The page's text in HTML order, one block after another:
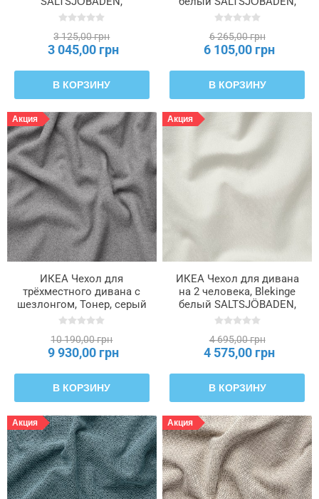
406.075.63
3 125,00 грн
3 045,00 грн
В КОРЗИНУ
606.076.37
6 265,00 грн
6 105,00 грн
В КОРЗИНУ
Акция
ИКЕА Чехол для
трёхместного дивана с
шезлонгом, Тонер, серый
SALTSJÖBADEN,
10 190,00 грн
9 930,00 грн
В КОРЗИНУ
Акция
ИКЕА Чехол для дивана
на 2 человека, Blekinge
белый SALTSJÖBADEN,
106.076.25
4 695,00 грн
4 575,00 грн
В КОРЗИНУ
Акция Акция